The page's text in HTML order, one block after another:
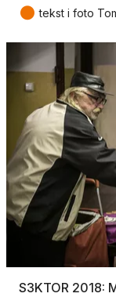
● tekst i foto
S3KTOR 2018: